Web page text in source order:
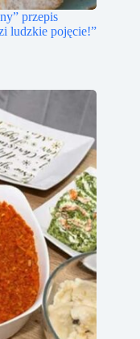
przepis
ludzkie pojęcie!”